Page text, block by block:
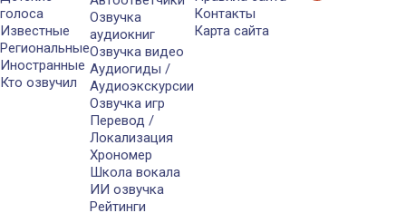
голоса
Известные
Региональные
Иностранные
Кто озвучил
Озвучка
аудиокниг
Озвучка видео
Аудиогиды /
Аудиоэкскурсии
Озвучка игр
Перевод /
Локализация
Хрономер
Школа вокала
ИИ озвучка
Рейтинги
Контакты
Карта сайта